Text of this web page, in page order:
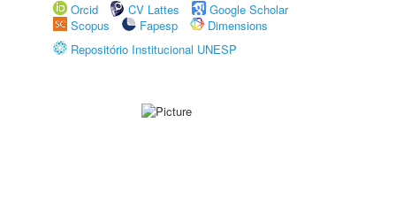
Orcid
CV Lattes
Google Scholar
Scopus
Fapesp
Dimensions
Repositório Institucional UNESP